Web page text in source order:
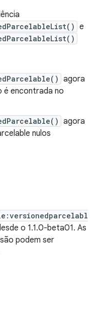
e
agora
é encontrada no
agora
nulos
o 1.1.0-beta01. As
podem ser